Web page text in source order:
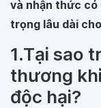
và nhận thức có
trọng lâu dài
1.Tại sao
thương
độc hại?